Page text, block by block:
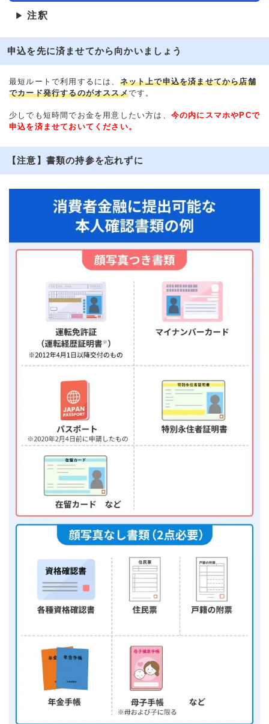
▶ 注釈
申込を先に済ませてから向かいましょう
最短ルートで利用するには、 ネット上で申込を済ませてから店舗
でカード発行するのがオススメです。
少しでも短時間でお金を用意したい方は、 今の内にスマホやPCで
申込を済ませておいてください。
【注意】書類の持参を忘れずに